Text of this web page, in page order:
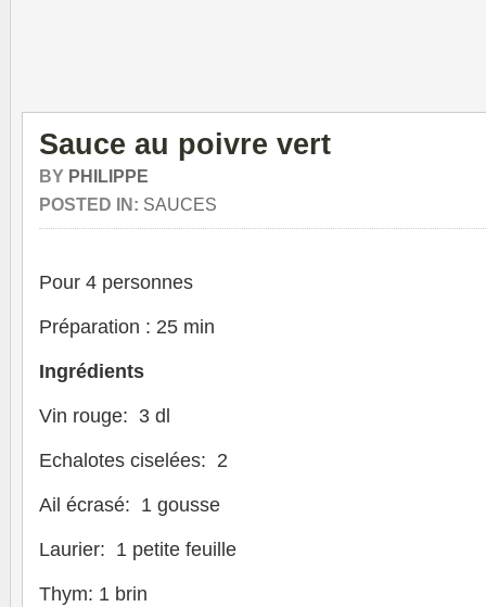
Sauce au poivre vert
BY PHILIPPE
POSTED IN: SAUCES
Pour 4 personnes
Préparation : 25 min
Ingrédients
Vin rouge: 3 dl
Echalotes ciselées: 2
Ail écrasé: 1 gousse
Laurier: 1 petite feuille
Thym: 1 brin